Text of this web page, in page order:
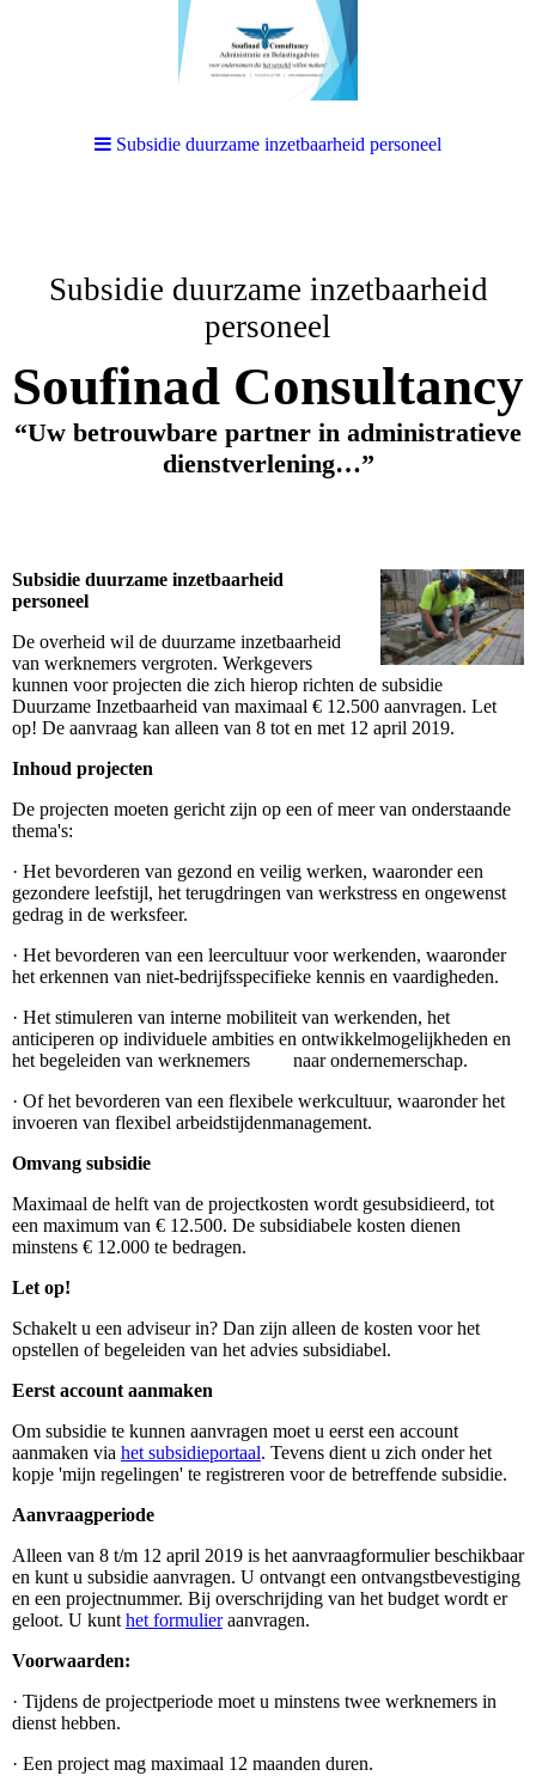
Subsidie duurzame inzetbaarheid
personeel
Soufinad Consultancy
“Uw betrouwbare partner in administratieve
dienstverlening…”
Subsidie duurzame inzetbaarheid
personeel
De overheid wil de duurzame inzetbaarheid
van werknemers vergroten. Werkgevers
kunnen voor projecten die zich hierop richten de subsidie
Duurzame Inzetbaarheid van maximaal € 12.500 aanvragen. Let
op! De aanvraag kan alleen van 8 tot en met 12 april 2019.
Inhoud projecten
De projecten moeten gericht zijn op een of meer van onderstaande
thema's:
· Het bevorderen van gezond en veilig werken, waaronder een
gezondere leefstijl, het terugdringen van werkstress en ongewenst
gedrag in de werksfeer.
· Het bevorderen van een leercultuur voor werkenden, waaronder
het erkennen van niet-bedrijfsspecifieke kennis en vaardigheden.
· Het stimuleren van interne mobiliteit van werkenden, het
anticiperen op individuele ambities en ontwikkelmogelijkheden en
het begeleiden van werknemers naar ondernemerschap.
· Of het bevorderen van een flexibele werkcultuur, waaronder het
invoeren van flexibel arbeidstijdenmanagement.
Omvang subsidie
Maximaal de helft van de projectkosten wordt gesubsidieerd, tot
een maximum van € 12.500. De subsidiabele kosten dienen
minstens € 12.000 te bedragen.
Let op!
Schakelt u een adviseur in? Dan zijn alleen de kosten voor het
opstellen of begeleiden van het advies subsidiabel.
Eerst account aanmaken
Om subsidie te kunnen aanvragen moet u eerst een account
aanmaken via het subsidieportaal. Tevens dient u zich onder het
kopje 'mijn regelingen' te registreren voor de betreffende subsidie.
Aanvraagperiode
Alleen van 8 t/m 12 april 2019 is het aanvraagformulier beschikbaar
en kunt u subsidie aanvragen. U ontvangt een ontvangstbevestiging
en een projectnummer. Bij overschrijding van het budget wordt er
geloot. U kunt het formulieraanvragen.
Voorwaarden:
· Tijdens de projectperiode moet u minstens twee werknemers in
dienst hebben.
· Een project mag maximaal 12 maanden duren.
Subsidie duurzame inzetbaarheid personeel